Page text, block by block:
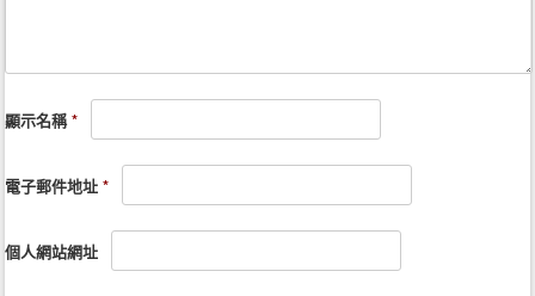
顯示名稱*
電子郵件地址*
個人網站網址